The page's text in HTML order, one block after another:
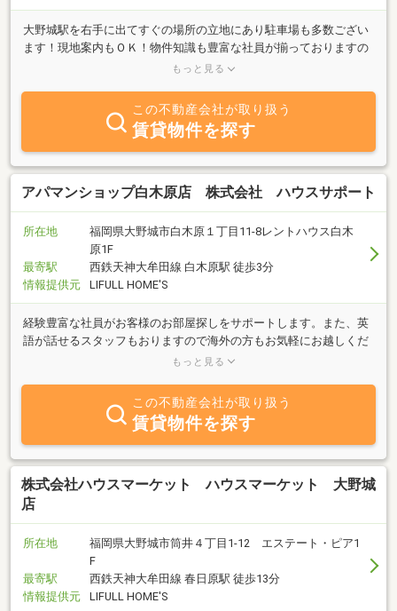
大野城駅を右手に出てすぐの場所の立地にあり駐車場も多数ござい
ます！現地案内もＯＫ！物件知識も豊富な社員が揃っておりますの
で、お気軽にお立ち寄りください！！福岡全域の物件をご紹介可能
カード払いなども対応致しますので、まずはご相談ください！社員
全員でお待ちしております♪
もっと見る
この不動産会社が取り扱う
賃貸物件を探す
アパマンショップ白木原店 株式会社 ハウスサポート
所在地
福岡県大野城市白木原１丁目11-8レントハウス白木
原1F
最寄駅
西鉄天神大牟田線 白木原駅 徒歩3分
情報提供元
LIFULL HOME'S
経験豊富な社員がお客様のお部屋探しをサポートします。また、英
語が話せるスタッフもおりますので海外の方もお気軽にお越しくだ
さい！お客様駐車場も完備しておりますのでお車でのご来店も大丈
もっと見る
この不動産会社が取り扱う
賃貸物件を探す
株式会社ハウスマーケット ハウスマーケット 大野城
店
所在地
福岡県大野城市筒井４丁目1-12 エステート・ピア1
F
最寄駅
西鉄天神大牟田線 春日原駅 徒歩13分
情報提供元
LIFULL HOME'S